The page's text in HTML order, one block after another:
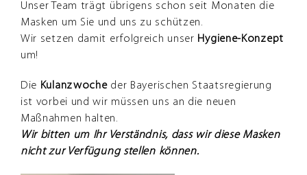
Unser Team trägt übrigens schon seit Monaten die
Masken um Sie und uns zu schützen.
Wir setzen damit erfolgreich unser Hygiene-Konzept
um!
Die Kulanzwocheder Bayerischen Staatsregierung
ist vorbei und wir müssen uns an die neuen
Maßnahmen halten.
Wir bitten um Ihr Verständnis, dass wir diese Masken
nicht zur Verfügung stellen können.